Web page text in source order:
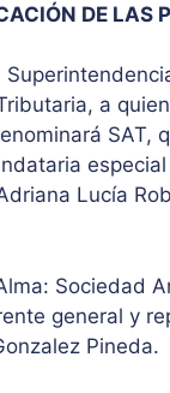
DE LAS
a
SAT,
Lucía
Sociedad
general y
Pineda.